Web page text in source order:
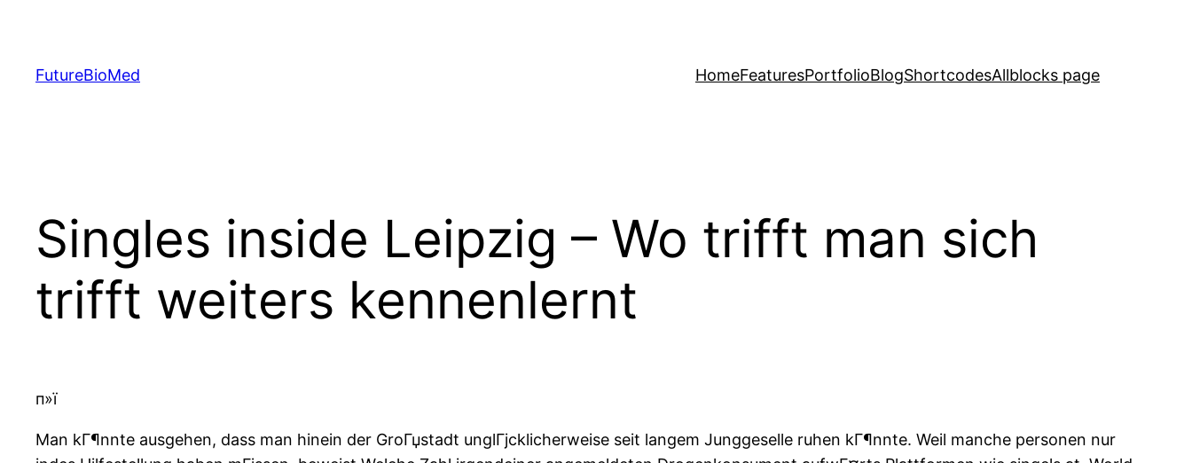
content
FutureBioMed HomeFeaturesPortfolioBlogShortcodesAllblocks page
Singles inside Leipzig – Wo trifft man sich
trifft weiters kennenlernt
п»ї
Man kГ¶nnte ausgehen, dass man hinein der GroГџstadt unglГјcklicherweise seit langem Junggeselle ruhen kГ¶nnte. Weil manche personen nur